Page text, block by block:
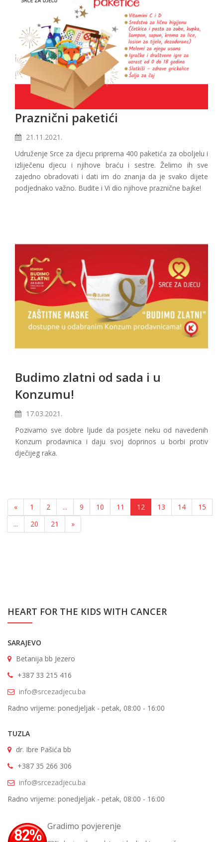
Praznični paketići
21.11.2021.
Udruženje Srce za djecu priprema 400 paketića za oboljelu i
izliječenu djecu i njihove braću i sestre. Želimo ih sve
zajedno obradovati i dati im do znanja da je svako dijete
podjednako važno. Budite i Vi dio njihove praznične bajke!
Budimo zlatni od sada i u
Konzumu!
17.03.2021.
Pozivamo sve dobre ljude da posjete neku od navedenih
Konzum prodavnica i daju svoj doprinos u borbi protiv
dječijeg raka.
« 1 2 ... 9 10 11 12 13 14
15
...
20 21 »
HEART FOR THE KIDS WITH CANCER
SARAJEVO
Betanija bb Jezero
+387 33 215 416
info@srcezadjecu.ba
Radno vrijeme: ponedjeljak - petak, 08:00 - 16:00
TUZLA
dr. Ibre Pašića bb
+387 35 266 306
info@srcezadjecu.ba
Radno vrijeme: ponedjeljak - petak, 08:00 - 16:00
Gradimo povjerenje